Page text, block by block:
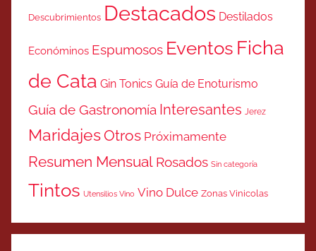
Descubrimientos Destacados Destilados
Económinos Espumosos Eventos Ficha
de Cata Gin Tonics Guía de Enoturismo
Guía de Gastronomía Interesantes Jerez
MaridajesOtros Próximamente
Resumen Mensual Rosados Sin categoría
Tintos Utensilios Vino Vino Dulce Zonas Vinicolas